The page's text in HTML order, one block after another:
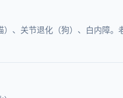
、关节退化（狗）、白内障。